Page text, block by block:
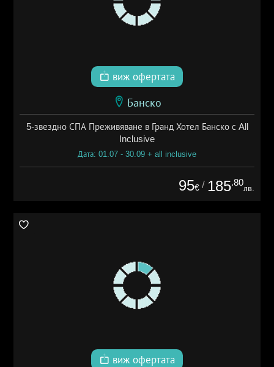
виж офертата
Банско
5-звездно СПА Преживяване в Гранд Хотел Банско с All
Inclusive
Дата: 01.07 - 30.09 + all inclusive
95€ / 185.80
лв.
виж офертата